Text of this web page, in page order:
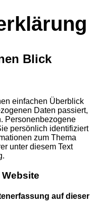
Blick
einfachen Überblick
Daten passiert,
Personenbezogene
persönlich identifiziert
zum Thema
unter diesem Text
auf dieser